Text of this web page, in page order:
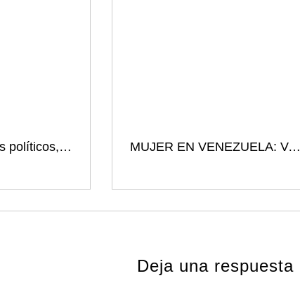
Venezuela: presos políticos, memoria y exigencia de justicia MUJER EN VENEZUELA: Vulnerabilidad, Persecución y un Llamado a la Justicia
Deja una respuesta